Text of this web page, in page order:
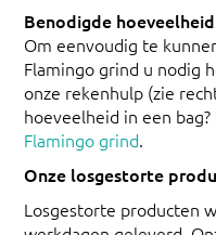
Benodigde
Om eenvoudig te
Flamingo grind u nodig
onze rekenhulp (zie
hoeveelheid in een
Flamingo grind.
Onze losgestorte
Losgestorte producten